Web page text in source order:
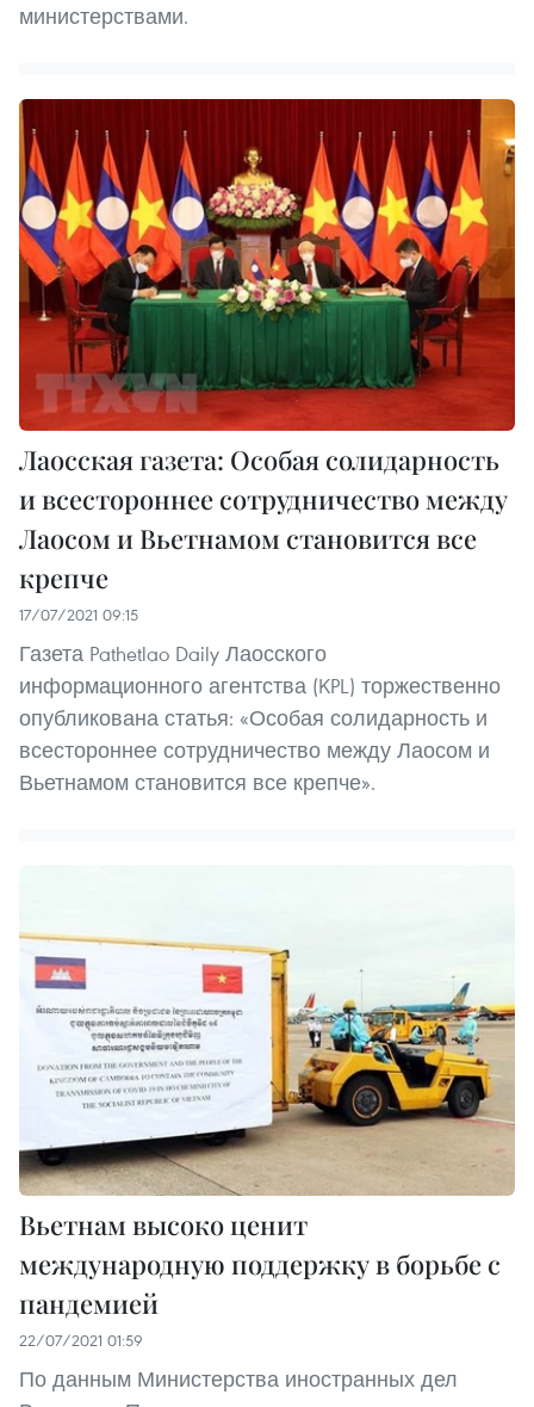
министерствами.
Лаосская газета: Особая солидарность
и всестороннее сотрудничество между
Лаосом и Вьетнамом становится все
крепче
17/07/2021 09:15
Газета Pathetlao Daily Лаосского
информационного агентства (KPL) торжественно
опубликована статья: «Особая солидарность и
всестороннее сотрудничество между Лаосом и
Вьетнамом становится все крепче».
Вьетнам высоко ценит
международную поддержку в ​​борьбе с
пандемией
22/07/2021 01:59
По данным Министерства иностранных дел